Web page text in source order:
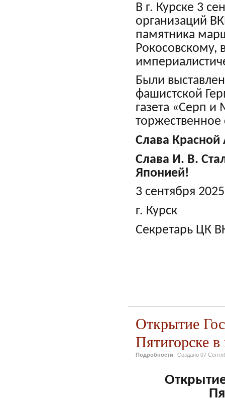
В г. Курске 3
организаций
памятника
Рокосовскому,
Были
фашистской
газета «Серп
Слава
Слава И. В.
Японией!
3 сентября
г. Курск
Секретарь ЦК
Открытие
Пятигорске
Подробности Создано 07